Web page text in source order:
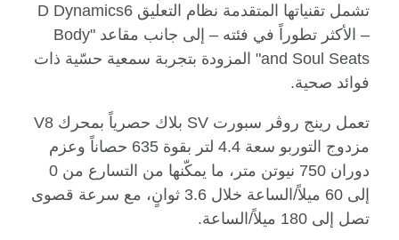
تشمل تقنياتها المتقدمة نظام التعليق 6
D Dynamics
– الأكثر تطوراً في فئته – إلى جانب مقاعد "Body
and Soul Seats" المزودة بتجربة سمعية حسّية ذات
فوائد صحية.
تعمل رينج روڤر سبورت SV بلاك حصرياً بمحرك V8
مزدوج التوربو سعة 4.4 لتر بقوة 635 حصاناً وعزم
دوران 750 نيوتن متر، ما يمكّنها من التسارع من 0
إلى 60 ميلاً/الساعة خلال 3.6 ثوانٍ، مع سرعة قصوى
تصل إلى 180 ميلاً/الساعة.